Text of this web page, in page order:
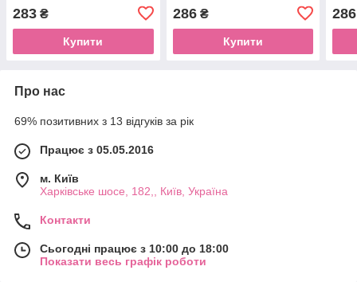
283 ₴
Купити
286₴
Купити
286
Про нас
69% позитивних з 13 відгуків за рік
Працює з 05.05.2016
м. Київ
Харківське шосе, 182,, Київ, Україна
Контакти
Сьогодні працює з 10:00 до 18:00
Показати весь графік роботи